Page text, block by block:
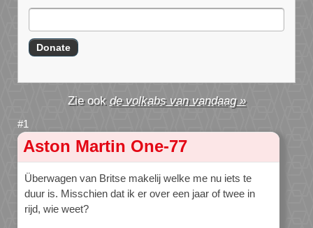
de volkabs van vandaag »
Aston Martin One-77
Überwagen van Britse makelij welke me nu iets te
duur is. Misschien dat ik er over een jaar of twee in
rijd, wie weet?